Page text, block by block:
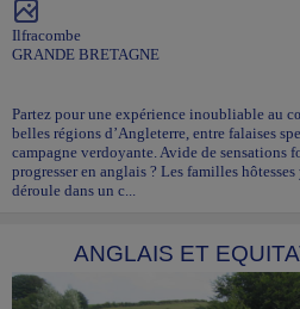
Ilfracombe
GRANDE BRETAGNE
Partez pour une expérience inoubliable au
belles régions d’Angleterre, entre falaises
campagne verdoyante. Avide de sensations
progresser en anglais ? Les familles
déroule dans un c...
ANGLAIS ET